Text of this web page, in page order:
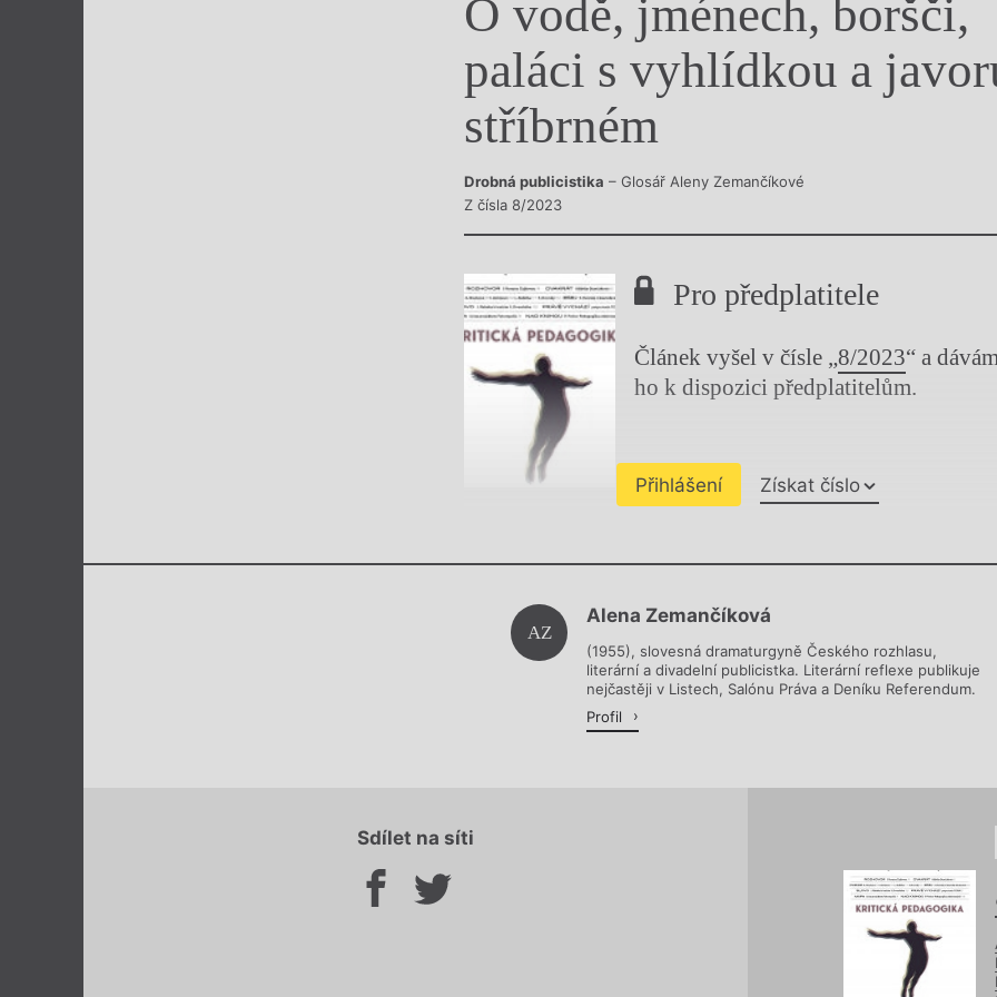
Výroční cenyO vodě, jménech, boršči,
paláci s vyhlídkou a
stříbrném
Drobná publicistika – Glosář Aleny Zemančíkové
Z čísla 8/2023
Pro předplatitele
Článek vyšel v čísle „8/2023“ a
ho k dispozici předplatitelům.
Přihlášení Získat číslo
Chviličku.
AZ
Alena Zemančíková
(1955), slovesná dramaturgyně Českého rozhlasu,
literární a divadelní publicistka. Literární reflexe publikuje
nejčastěji v Listech, Salónu Práva a Deníku Referendum.
Profil
Sdílet na síti